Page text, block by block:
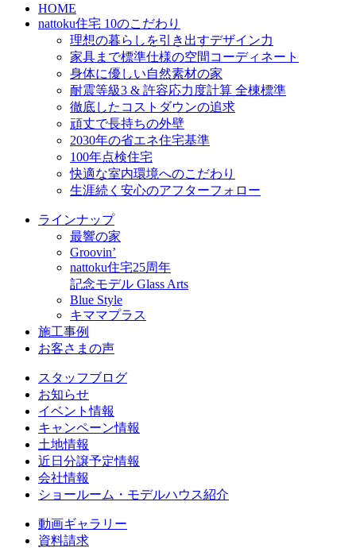
HOME
nattoku住宅 10のこだわり
理想の暮らしを引き出すデザイン力
家具まで標準仕様の空間コーディネート
身体に優しい自然素材の家
耐震等級3 & 許容応力度計算 全棟標準
徹底したコストダウンの追求
頑丈で長持ちの外壁
2030年の省エネ住宅基準
100年点検住宅
快適な室内環境へのこだわり
生涯続く安心のアフターフォロー
ラインナップ
最響の家
Groovin’
nattoku住宅25周年
記念モデル Glass Arts
Blue Style
キママプラス
施工事例
お客さまの声
スタッフブログ
お知らせ
イベント情報
キャンペーン情報
土地情報
近日分譲予定情報
会社情報
ショールーム・モデルハウス紹介
動画ギャラリー
資料請求